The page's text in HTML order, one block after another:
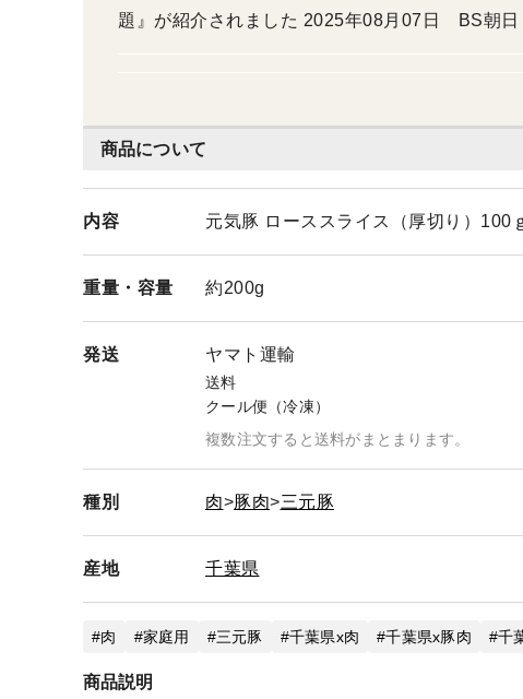
商品について
内容 元気豚 ローススライス（厚切り）100
重量・ 容量 約200g
発送 ヤマト運輸
送料
クール便（冷凍）
複数注文すると送料がまとまります。
種別 肉 豚肉 三元豚
産地 千葉県
肉 家庭用 三元豚 千葉県x肉 千葉県x豚肉 千
商品説明
題』が紹介されました 2025年08月07日 BS朝
放題』が紹介されました 2024年07月 テレビ東
ました 2023年12月 フジテレビ 『ウワサのお
ビ 『Live News it！』で紹介されました 2016
介されました 2015年04月 テレビ朝日 『スー
05年05月 NHK 『たべもの新世紀』で紹介され